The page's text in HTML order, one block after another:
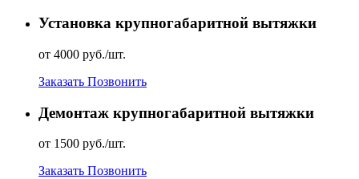
Установка крупногабаритной вытяжки
от 4000 руб./шт.
Заказать Позвонить
Демонтаж крупногабаритной вытяжки
от 1500 руб./шт.
Заказать Позвонить